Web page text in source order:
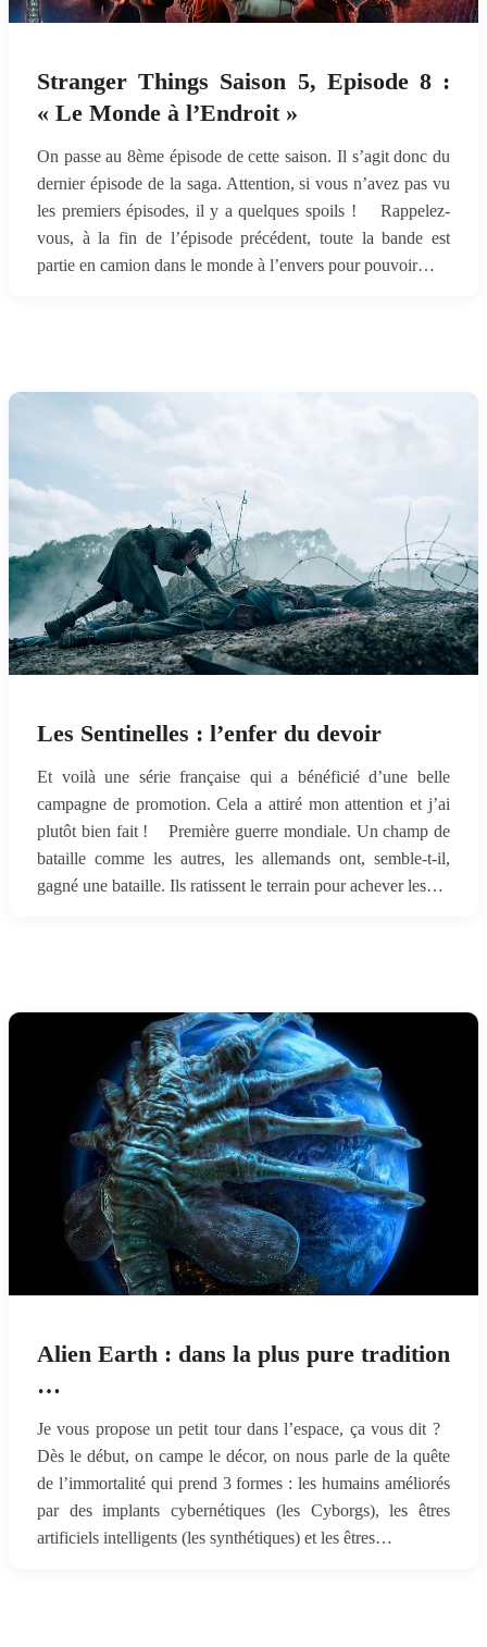
Stranger Things Saison 5, Episode 8 :
« Le Monde à l’Endroit »
On passe au 8ème épisode de cette saison. Il s’agit donc du
dernier épisode de la saga. Attention, si vous n’avez pas vu
les premiers épisodes, il y a quelques spoils ! Rappelez-
vous, à la fin de l’épisode précédent, toute la bande est
partie en camion dans le monde à l’envers pour pouvoir…
Les Sentinelles : l’enfer du devoir
Et voilà une série française qui a bénéficié d’une belle
campagne de promotion. Cela a attiré mon attention et j’ai
plutôt bien fait ! Première guerre mondiale. Un champ de
bataille comme les autres, les allemands ont, semble-t-il,
gagné une bataille. Ils ratissent le terrain pour achever les…
Alien Earth : dans la plus pure tradition
…
Je vous propose un petit tour dans l’espace, ça vous dit ?
Dès le début, on campe le décor, on nous parle de la quête
de l’immortalité qui prend 3 formes : les humains améliorés
par des implants cybernétiques (les Cyborgs), les êtres
artificiels intelligents (les synthétiques) et les êtres…